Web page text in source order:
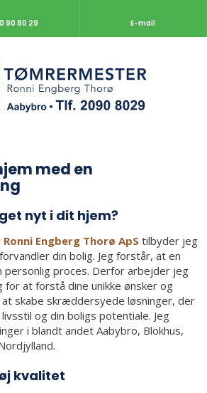
90 80 29 E-mail
med en
nyt i dit hjem?
Engberg Thorø ApS tilbyder jeg
din bolig. Jeg forstår, at en
proces. Derfor arbejder jeg
at forstå dine unikke ønsker og
at skabe skræddersyede løsninger, der
og din boligs potentiale. Jeg
i blandt andet Aabybro, Blokhus,
kvalitet